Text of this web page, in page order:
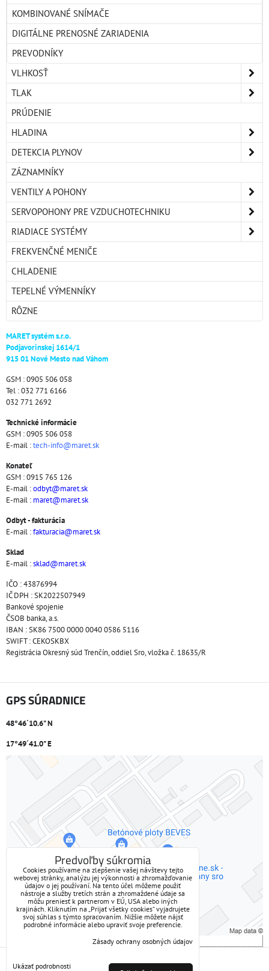
KOMBINOVANÉ SNÍMAČE
DIGITÁLNE PRENOSNÉ ZARIADENIA
PREVODNÍKY
VLHKOSŤ
TLAK
PRÚDENIE
HLADINA
DETEKCIA PLYNOV
ZÁZNAMNÍKY
VENTILY A POHONY
SERVOPOHONY PRE VZDUCHOTECHNIKU
RIADIACE SYSTÉMY
FREKVENČNÉ MENIČE
CHLADENIE
TEPELNÉ VÝMENNÍKY
RÔZNE
MARET systém s.r.o.
Podjavorinskej 1614/1
915 01 Nové Mesto nad Váhom
GSM : 0905 506 058
Tel : 032 771 6166
032 771 2692
Technické informácie
GSM : 0905 506 058
E-mail :tech-info@maret.sk
Konateľ
GSM : 0915 765 126
E-mail :odbyt@maret.sk
E-mail : maret@maret.sk
Odbyt - fakturácia
E-mail :fakturacia@maret.sk
Sklad
E-mail :sklad@maret.sk
IČO : 43876994
IČ DPH : SK2022507949
Bankové spojenie
ČSOB banka, a.s.
IBAN : SK86 7500 0000 0040 0586 5116
SWIFT : CEKOSKBX
Registrácia Okresný súd Trenčín, oddiel Sro, vložka č. 18635/R
GPS SÚRADNICE
48°46´10.6" N
17°49´41.0" E
Externý obsah je blokovaný Voľbami súkromia
Prajete si načítať externý obsah?
Povoliť tentokrát
Povoliť a zapamätať - súhlas s druhom cookie: Funkčné
Otvoriť obsah v novom okne
Predvoľby súkromia
Cookies používame na zlepšenie vašej návštevy tejto
webovej stránky, analýzu jej výkonnosti a zhromažďovanie
údajov o jej používaní. Na tento účel môžeme použiť
nástroje a služby tretích strán a zhromaždené údaje sa
môžu preniesť k partnerom v EÚ, USA alebo iných
krajinách. Kliknutím na „Prijať všetky cookies“ vyjadrujete
svoj súhlas s týmto spracovaním. Nižšie môžete nájsť
podrobné informácie alebo upraviť svoje preferencie.
Zásady ochrany osobných údajov
Ukázať podrobnosti